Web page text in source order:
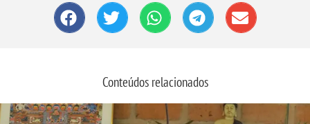
Conteúdos relacionados